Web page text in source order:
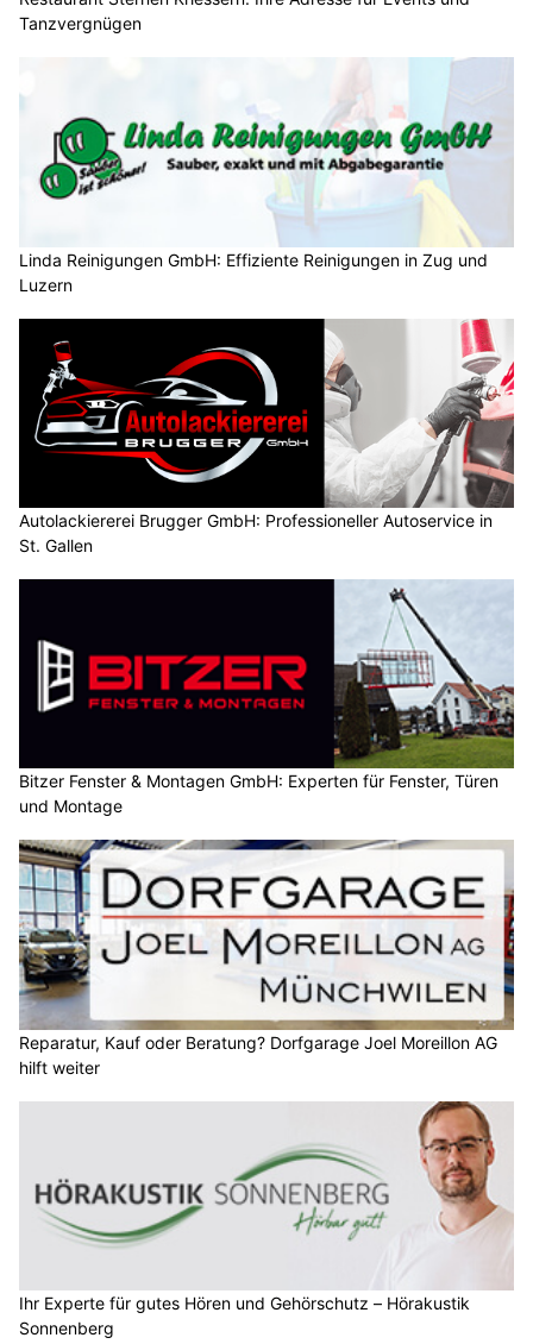
Tanzvergnügen
Linda Reinigungen GmbH: Effiziente Reinigungen in Zug und
Luzern
Autolackiererei Brugger GmbH: Professioneller Autoservice in
St. Gallen
Bitzer Fenster & Montagen GmbH: Experten für Fenster, Türen
und Montage
Reparatur, Kauf oder Beratung? Dorfgarage Joel Moreillon AG
hilft weiter
Ihr Experte für gutes Hören und Gehörschutz – Hörakustik
Sonnenberg